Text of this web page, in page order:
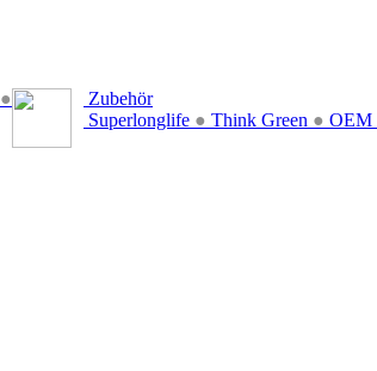
●
Zubehör
Superlonglife ● Think Green ● OEM